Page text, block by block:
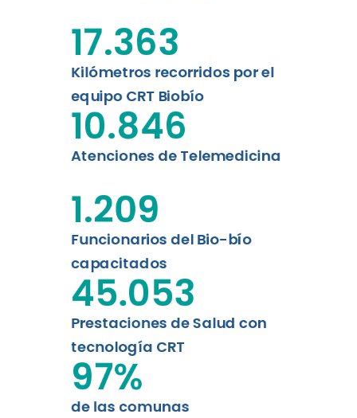
Leer más
Kilómetros recorridos por el
equipo CRT Biobío
17.363
Atenciones de Telemedicina
10.846
Funcionarios del Bio-bío
capacitados
1.209
Prestaciones de Salud con
tecnología CRT
45.053
de las comunas
97%